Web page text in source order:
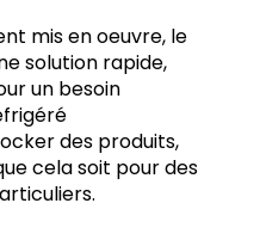
mis en oeuvre, le
solution rapide,
un besoin
des produits,
cela soit pour des